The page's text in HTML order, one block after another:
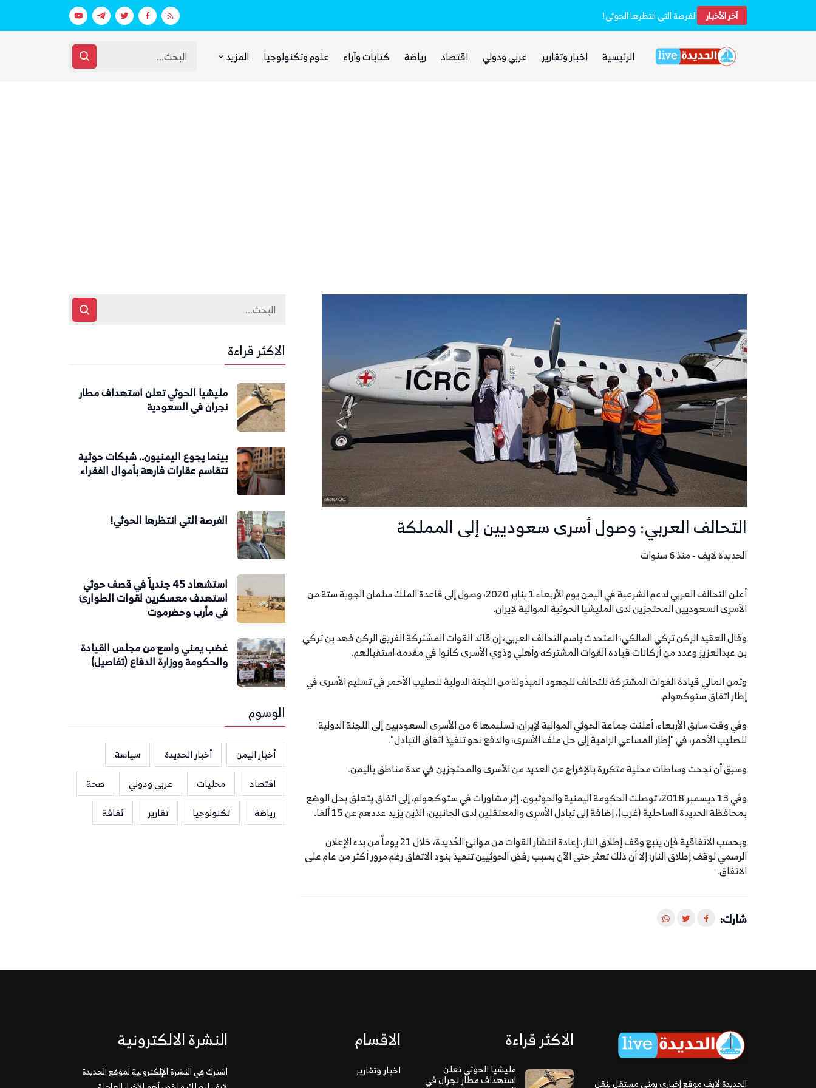
آخر الأخبار الفرصة التي انتظرها الحوثي! بينما يجوع اليمنيون.. شبكات حوثية تتقاسم عقارات فارهة بأموال الفقراء غضب يمني واسع من مجلس القيادة
الرئيسية اخبار وتقارير عربي ودولي اقتصاد رياضة كتابات وآراء علوم وتكنولوجيا المزيد
التحالف العربي: وصول أسرى سعوديين إلى المملكة
الحديدة لايف - منذ 6 سنوات
أعلن التحالف العربي لدعم الشرعية في اليمن يوم الأربعاء 1 يناير 2020، وصول إلى قاعدة الملك سلمان الجوية ستة من
الأسرى السعوديين المحتجزين لدى المليشيا الحوثية الموالية لإيران.
وقال العقيد الركن تركي المالكي، المتحدث باسم التحالف العربي، إن قائد القوات المشتركة الفريق الركن فهد بن تركي
بن عبدالعزيز وعدد من أركانات قيادة القوات المشتركة وأهلي وذوي الأسرى كانوا في مقدمة استقبالهم.
وثمن المالي قيادة القوات المشتركة للتحالف للجهود المبذولة من اللجنة الدولية للصليب الأحمر في تسليم الأسرى في
إطار اتفاق ستوكهولم.
وفي وقت سابق الأربعاء، أعلنت جماعة الحوثي الموالية لإيران، تسليمها 6 من الأسرى السعوديين إلى اللجنة الدولية
للصليب الأحمر، في "إطار المساعي الرامية إلى حل ملف الأسرى، والدفع نحو تنفيذ اتفاق التبادل".
وسبق أن نجحت وساطات محلية متكررة بالإفراج عن العديد من الأسرى والمحتجزين في عدة مناطق باليمن.
وفي 13 ديسمبر 2018، توصلت الحكومة اليمنية والحوثيون، إثر مشاورات في ستوكهولم، إلى اتفاق يتعلق بحل الوضع
بمحافظة الحديدة الساحلية (غرب)، إضافة إلى تبادل الأسرى والمعتقلين لدى الجانبين، الذين يزيد عددهم عن 15 ألفا.
وبحسب الاتفاقية فإن يتبع وقف إطلاق النار، إعادة انتشار القوات من موانئ الحُديدة، خلال 21 يوماً من بدء الإعلان
الرسمي لوقف إطلاق النار؛ إلا أن ذلك تعثر حتى الآن بسبب رفض الحوثيين تنفيذ بنود الاتفاق رغم مرور أكثر من عام على
الاتفاق.
شارك:
الاكثر قراءة
مليشيا الحوثي تعلن استهداف مطار
نجران في السعودية
بينما يجوع اليمنيون.. شبكات حوثية
تتقاسم عقارات فارهة بأموال الفقراء
الفرصة التي انتظرها الحوثي!
استشهاد 45 جندياً في قصف حوثي
استهدف معسكرين لقوات الطوارئ
في مأرب وحضرموت
غضب يمني واسع من مجلس القيادة
والحكومة ووزارة الدفاع (تفاصيل)
الوسوم
أخبار اليمن أخبار الحديدة
سياسة
اقتصاد
محليات عربي ودولي
صحة
رياضة
تكنولوجيا تقارير ثقافة
الحديدة لايف موقع إخباري يمني مستقل ينقل
الاكثر قراءة
مليشيا الحوثي تعلن
استهداف مطار نجران في
الاقسام
اخبار وتقارير
النشرة الالكترونية
اشترك في النشرة الإلكترونية لموقع الحديدة